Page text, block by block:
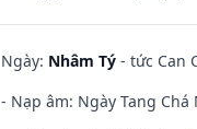
Ngày: Nhâm Tý - tức Can
- Nạp âm: Ngày Tang